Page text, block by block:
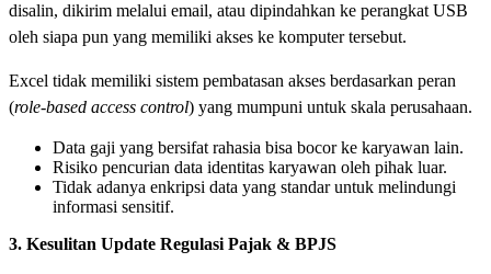
disalin, dikirim melalui email, atau dipindahkan ke perangkat USB
oleh siapa pun yang memiliki akses ke komputer tersebut.
Excel tidak memiliki sistem pembatasan akses berdasarkan peran
(role-based access control) yang mumpuni untuk skala perusahaan.
Data gaji yang bersifat rahasia bisa bocor ke karyawan lain.
Risiko pencurian data identitas karyawan oleh pihak luar.
Tidak adanya enkripsi data yang standar untuk melindungi
informasi sensitif.
3. Kesulitan Update Regulasi Pajak & BPJS